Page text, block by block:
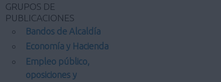
GRUPOS DE
PUBLICACIONES
Bandos de Alcaldía
Economía y Hacienda
Empleo público,
oposiciones y